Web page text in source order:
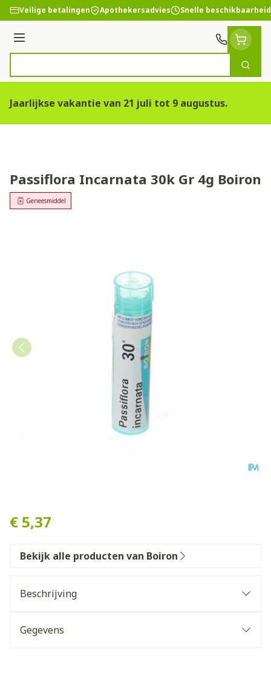
Ga naar de inhoud
Veilige betalingen Apothekersadvies Snelle beschikbaarheid
Menu
Zoek
Jaarlijkse vakantie van 21 juli tot 9 augustus.
Passiflora Incarnata 30k Gr 4g Boiron
Geneesmiddel
€ 5,37
Bekijk alle producten van Boiron
Beschrijving
Gegevens